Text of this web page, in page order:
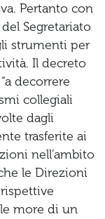
Pertanto con
Segretariato
strumenti per
Il decreto
decorrere
collegiali
dagli
trasferite ai
nell’ambito
le Direzioni
more di un